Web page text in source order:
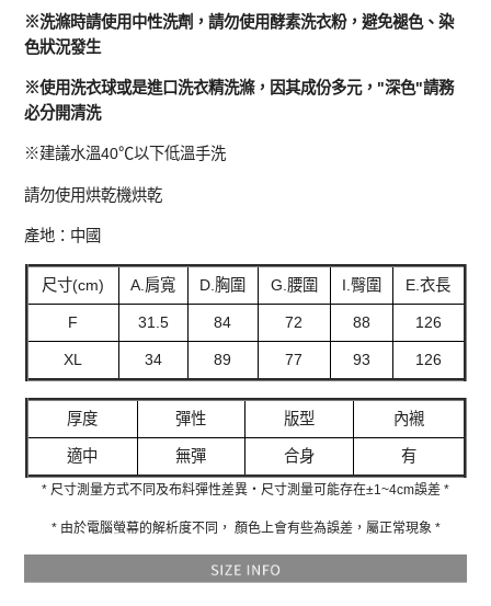
※洗滌時請使用中性洗劑，請勿使用酵素洗衣粉，避免褪色、染
色狀況發生
※使用洗衣球或是進口洗衣精洗滌，因其成份多元，"深色"請務
必分開清洗
※建議水溫40℃以下低溫手洗
請勿使用烘乾機烘乾
產地：中國
尺寸(cm) A.肩寬 D.胸圍 G.腰圍 I.臀圍 E.衣長
F 31.5 84 72 88 126
XL 34 89 77 93 126
厚度 彈性 版型 內襯
適中 無彈 合身 有
* 尺寸測量方式不同及布料彈性差異‧尺寸測量可能存在±1~4cm誤差 *
* 由於電腦螢幕的解析度不同， 顏色上會有些為誤差，屬正常現象 *